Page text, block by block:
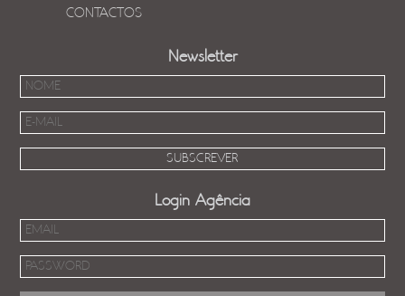
CONTACTOS
Newsletter
Login Agência